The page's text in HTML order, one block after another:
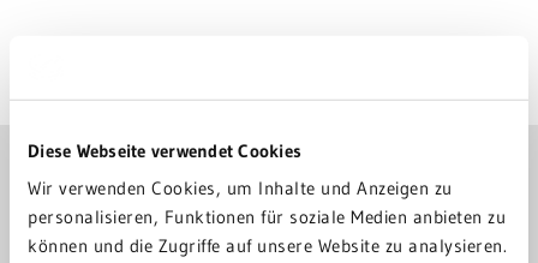
Diese Webseite verwendet Cookies
Wir verwenden Cookies, um Inhalte und Anzeigen zu
personalisieren, Funktionen für soziale Medien anbieten zu
können und die Zugriffe auf unsere Website zu analysieren.
GRN-KLINIK EBERBACH